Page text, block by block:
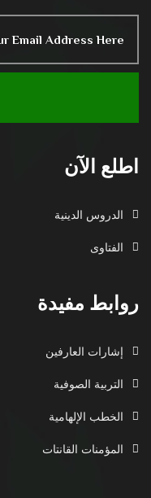
اطلع الآن
الدروس الدينية
الفتاوى
روابط مفيدة
إشارات العارفين
التربية الصوفية
الخطب الإلهامية
المؤمنات القانتات